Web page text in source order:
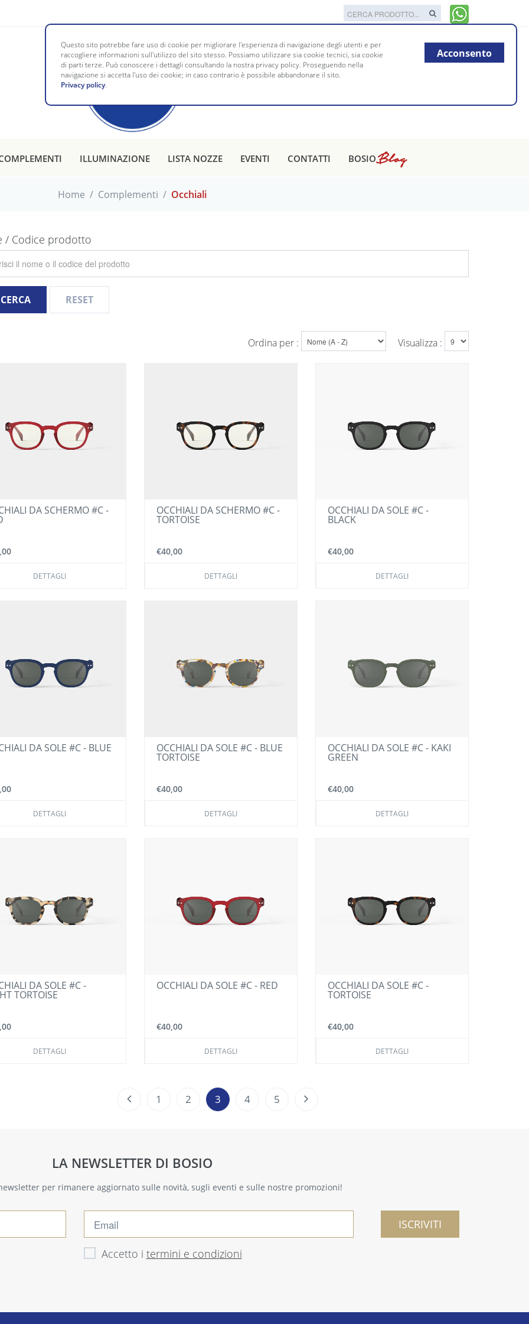
ILLUMINAZIONE LISTA NOZZE EVENTI CONTATTI BOSIOBlog
Home / Complementi / Occhiali
/ Codice prodotto
CERCA RESET
Visualizza :
Ordina per :
DA SCHERMO #C -
DETTAGLI
OCCHIALI DA SCHERMO #C -
TORTOISE
€40,00
DETTAGLI
OCCHIALI DA SOLE #C -
BLACK
€40,00
DETTAGLI
DA SOLE #C - BLUE
DETTAGLI
OCCHIALI DA SOLE #C - BLUE
TORTOISE
€40,00
DETTAGLI
OCCHIALI DA SOLE #C - KAKI
GREEN
€40,00
DETTAGLI
DA SOLE #C -
TORTOISE
DETTAGLI
OCCHIALI DA SOLE #C - RED
€40,00
DETTAGLI
OCCHIALI DA SOLE #C -
TORTOISE
€40,00
DETTAGLI
1 2 3 4 5
LA NEWSLETTER DI BOSIO
per rimanere aggiornato sulle novità, sugli eventi e sulle nostre promozioni!
ISCRIVITI
Accetto i termini e condizioni
Questo sito potrebbe fare uso di cookie per migliorare l'esperienza di navigazione degli utenti e per
raccogliere informazioni sull'utilizzo del sito stesso. Possiamo utilizzare sia cookie tecnici, sia cookie
di parti terze. Può conoscere i dettagli consultando la nostra privacy policy. Proseguendo nella
navigazione si accetta l'uso dei cookie; in caso contrario è possibile abbandonare il sito.
Privacy policy.
Acconsento